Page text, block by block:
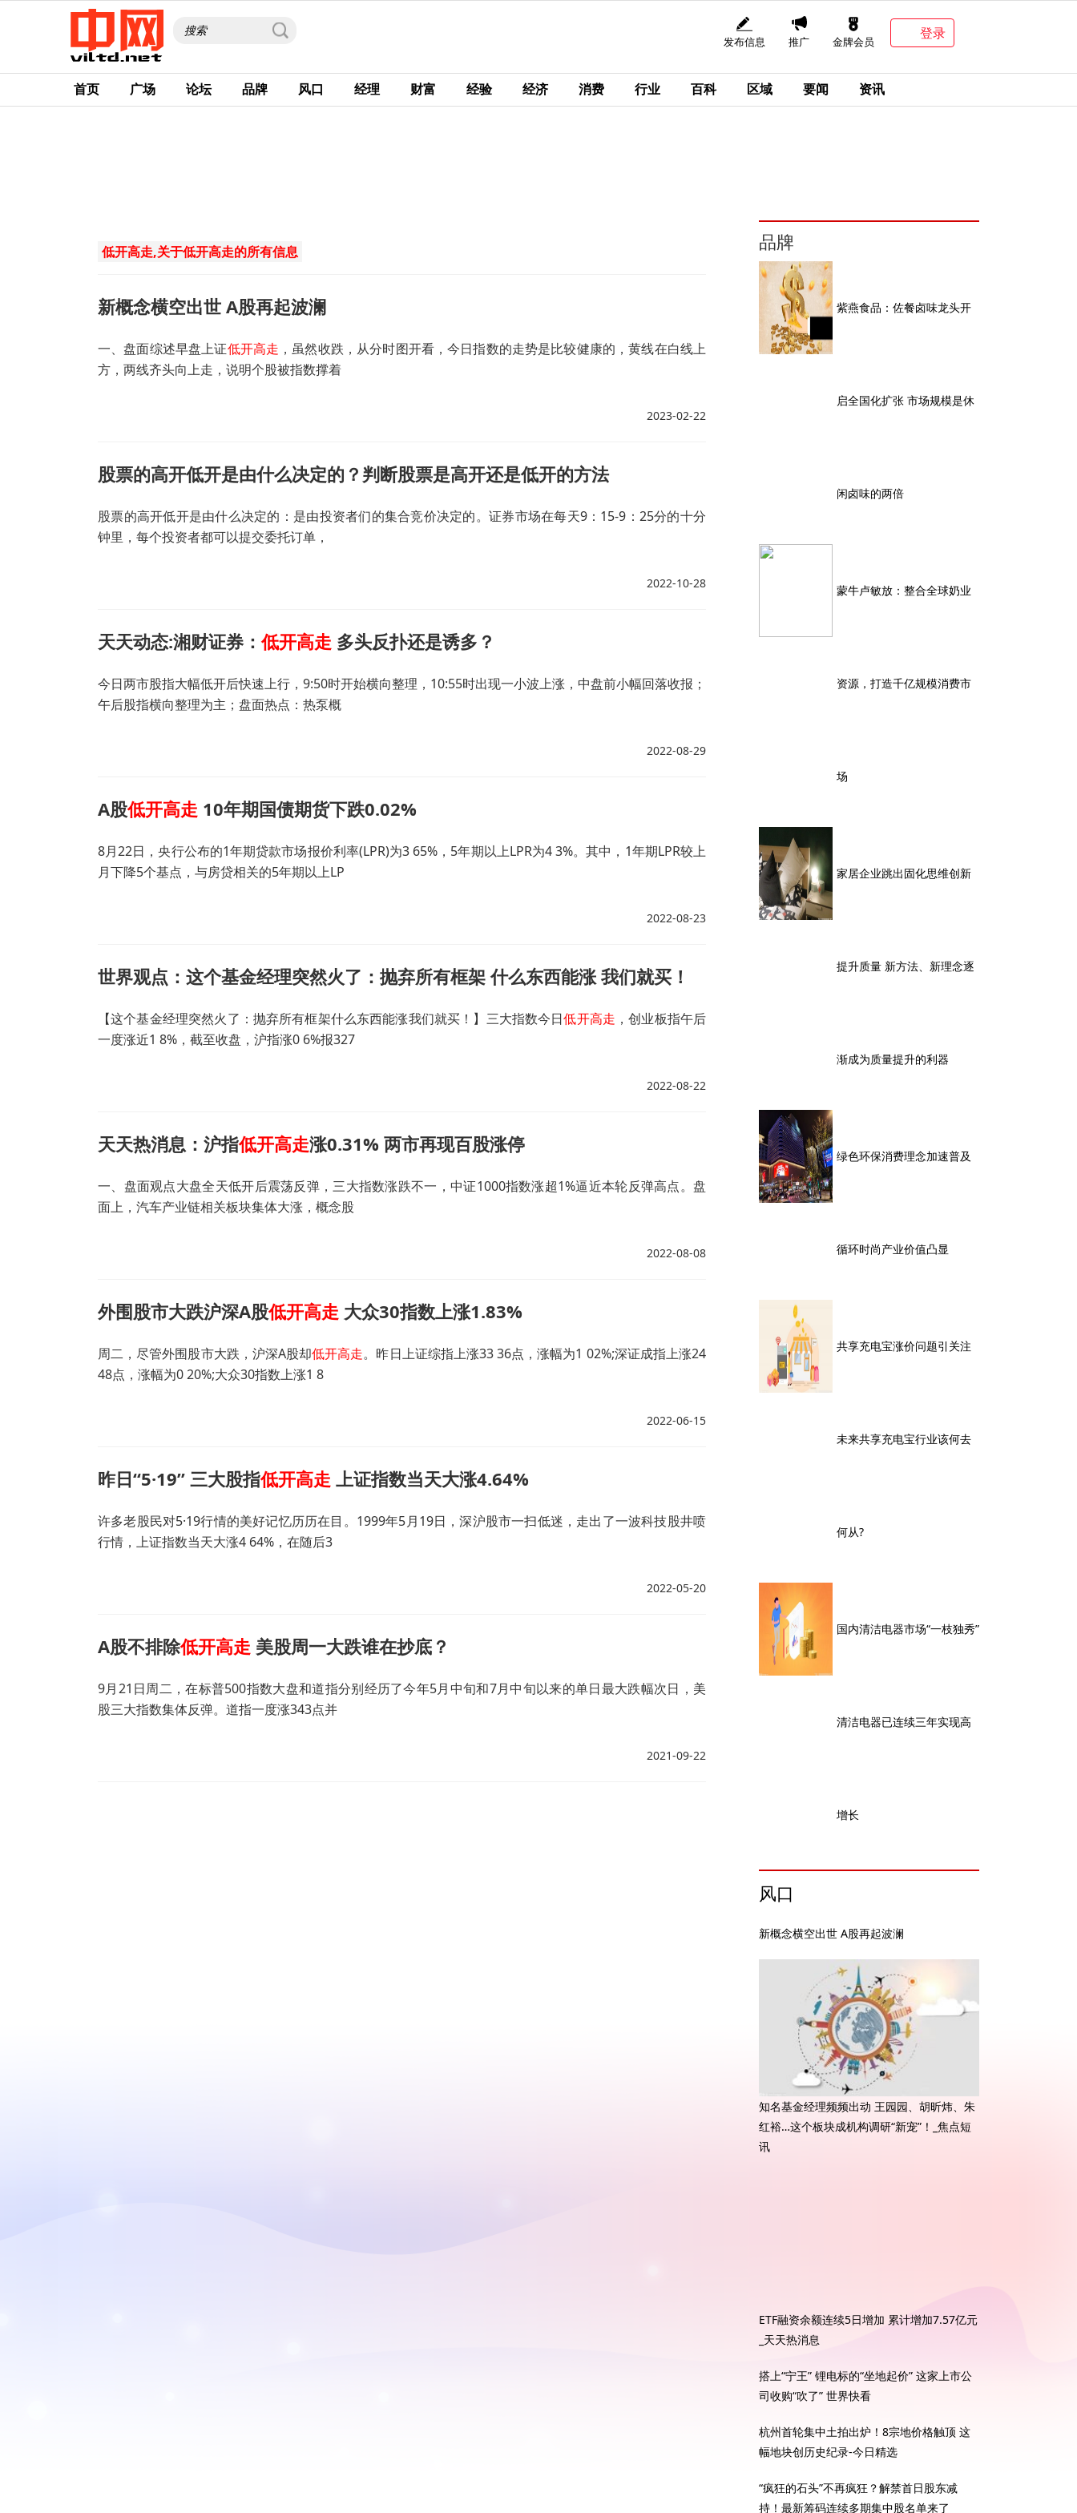
发布信息 推广 金牌会员
登录
首页 广场 论坛 品牌 风口 经理 财富 经验 经济 消费 行业 百科 区域 要闻 资讯
低开高走,关于低开高走的所有信息
新概念横空出世 A股再起波澜
一、盘面综述早盘上证低开高走 ，虽然收跌，从分时图开看，今日指数的走势是比较健康的，黄线在白线上
方，两线齐头向上走，说明个股被指数撑着
2023-02-22
股票的高开低开是由什么决定的？判断股票是高开还是低开的方法
股票的高开低开是由什么决定的：是由投资者们的集合竞价决定的。证券市场在每天9：15-9：25分的十分
钟里，每个投资者都可以提交委托订单，
2022-10-28
天天动态:湘财证券：低开高走 多头反扑还是诱多？
今日两市股指大幅低开后快速上行，9:50时开始横向整理，10:55时出现一小波上涨，中盘前小幅回落收报；
午后股指横向整理为主；盘面热点：热泵概
2022-08-29
A股低开高走 10年期国债期货下跌0.02%
8月22日，央行公布的1年期贷款市场报价利率(LPR)为3 65%，5年期以上LPR为4 3%。其中，1年期LPR较上
月下降5个基点，与房贷相关的5年期以上LP
2022-08-23
世界观点：这个基金经理突然火了：抛弃所有框架 什么东西能涨 我们就买！
【这个基金经理突然火了：抛弃所有框架什么东西能涨我们就买！】三大指数今日低开高走 ，创业板指午后
一度涨近1 8%，截至收盘，沪指涨0 6%报327
2022-08-22
天天热消息：沪指低开高走涨0.31% 两市再现百股涨停
一、盘面观点大盘全天低开后震荡反弹，三大指数涨跌不一，中证1000指数涨超1%逼近本轮反弹高点。盘
面上，汽车产业链相关板块集体大涨，概念股
2022-08-08
外围股市大跌沪深A股低开高走 大众30指数上涨1.83%
周二，尽管外围股市大跌，沪深A股却低开高走。昨日上证综指上涨33 36点，涨幅为1 02%;深证成指上涨24
48点，涨幅为0 20%;大众30指数上涨1 8
2022-06-15
昨日“5·19” 三大股指低开高走 上证指数当天大涨4.64%
许多老股民对5·19行情的美好记忆历历在目。1999年5月19日，深沪股市一扫低迷，走出了一波科技股井喷
行情，上证指数当天大涨4 64%，在随后3
2022-05-20
A股不排除低开高走 美股周一大跌谁在抄底？
9月21日周二，在标普500指数大盘和道指分别经历了今年5月中旬和7月中旬以来的单日最大跌幅次日，美
股三大指数集体反弹。道指一度涨343点并
2021-09-22
品牌
紫燕食品：佐餐卤味龙头开
启全国化扩张 市场规模是休
闲卤味的两倍
蒙牛卢敏放：整合全球奶业
资源，打造千亿规模消费市
场
家居企业跳出固化思维创新
提升质量 新方法、新理念逐
渐成为质量提升的利器
绿色环保消费理念加速普及
循环时尚产业价值凸显
共享充电宝涨价问题引关注
未来共享充电宝行业该何去
何从?
国内清洁电器市场“一枝独秀”
清洁电器已连续三年实现高
增长
风口
新概念横空出世 A股再起波澜
知名基金经理频频出动 王园园、胡昕炜、朱
红裕…这个板块成机构调研“新宠”！_焦点短
讯
ETF融资余额连续5日增加 累计增加7.57亿元
_天天热消息
搭上“宁王” 锂电标的“坐地起价” 这家上市公
司收购“吹了” 世界快看
杭州首轮集中土拍出炉！8宗地价格触顶 这
幅地块创历史纪录-今日精选
“疯狂的石头”不再疯狂？解禁首日股东减
持！最新筹码连续多期集中股名单来了